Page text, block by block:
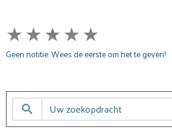
★★★★★
Geen notitie. Wees de eerste om het te geven!